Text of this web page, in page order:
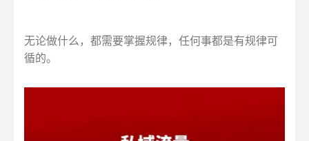
无论做什么，都需要掌握规律，任何事都是有规律可
循的。